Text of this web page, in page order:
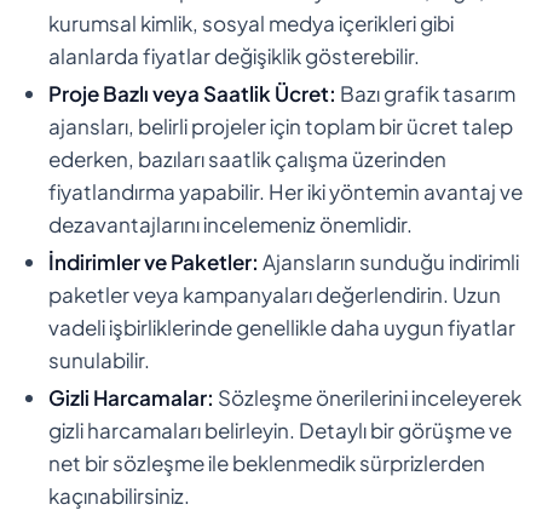
kurumsal kimlik, sosyal medya içerikleri gibi
alanlarda fiyatlar değişiklik gösterebilir.
Proje Bazlı veya Saatlik Ücret: Bazı grafik tasarım
ajansları, belirli projeler için toplam bir ücret talep
ederken, bazıları saatlik çalışma üzerinden
fiyatlandırma yapabilir. Her iki yöntemin avantaj ve
dezavantajlarını incelemeniz önemlidir.
İndirimler ve Paketler: Ajansların sunduğu indirimli
paketler veya kampanyaları değerlendirin. Uzun
vadeli işbirliklerinde genellikle daha uygun fiyatlar
sunulabilir.
Gizli Harcamalar: Sözleşme önerilerini inceleyerek
gizli harcamaları belirleyin. Detaylı bir görüşme ve
net bir sözleşme ile beklenmedik sürprizlerden
kaçınabilirsiniz.